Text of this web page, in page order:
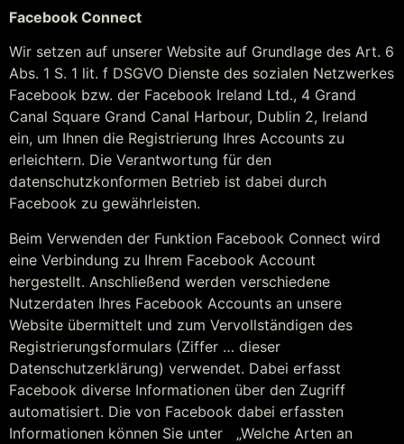
Facebook Connect
Wir setzen auf unserer Website auf Grundlage des Art. 6
Abs. 1 S. 1 lit. f DSGVO Dienste des sozialen Netzwerkes
Facebook bzw. der Facebook Ireland Ltd., 4 Grand
Canal Square Grand Canal Harbour, Dublin 2, Ireland
ein, um Ihnen die Registrierung Ihres Accounts zu
erleichtern. Die Verantwortung für den
datenschutzkonformen Betrieb ist dabei durch
Facebook zu gewährleisten.
Beim Verwenden der Funktion Facebook Connect wird
eine Verbindung zu Ihrem Facebook Account
hergestellt. Anschließend werden verschiedene
Nutzerdaten Ihres Facebook Accounts an unsere
Website übermittelt und zum Vervollständigen des
Registrierungsformulars (Ziffer … dieser
Datenschutzerklärung) verwendet. Dabei erfasst
Facebook diverse Informationen über den Zugriff
automatisiert. Die von Facebook dabei erfassten
Informationen können Sie unter „Welche Arten an